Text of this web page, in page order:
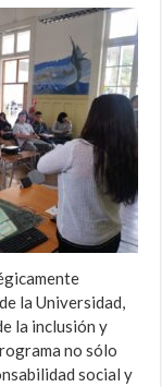
la Universidad,
la inclusión y
no sólo
social y